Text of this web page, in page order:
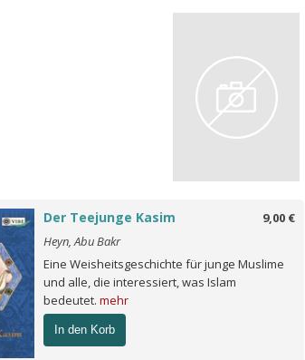
9,00 €
Der Teejunge Kasim
Heyn, Abu Bakr
Eine Weisheitsgeschichte für junge Muslime
und alle, die interessiert, was Islam
bedeutet. mehr
In den Korb